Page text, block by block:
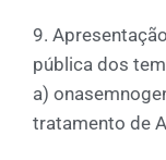
9.
pública dos
a)
tratamento de